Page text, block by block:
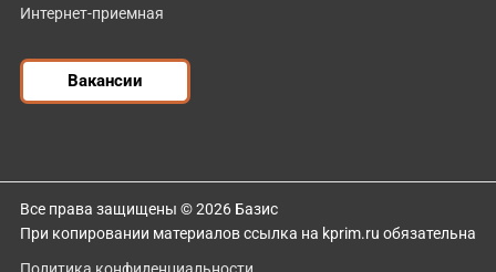
Интернет-приемная
Вакансии
Все права защищены © 2026 Базис
При копировании материалов ссылка на kprim.ru обязательна